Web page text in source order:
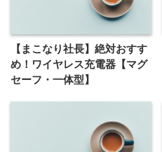
【まこなり社長】絶対おすす
め！ワイヤレス充電器【マグ
セーフ・一体型】